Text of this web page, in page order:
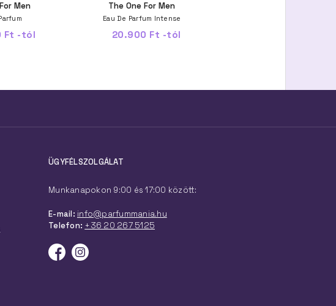
Men
Ft -tól
The One For Men
Eau De Parfum Intense
20.900 Ft -tól
ÜGYFÉLSZOLGÁLAT
Munkanapokon 9:00 és 17:00 között:
E-mail: info@parfummania.hu
Telefon: +36 20 267 5125